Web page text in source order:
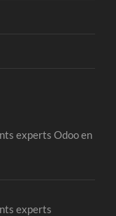
experts Odoo en
experts